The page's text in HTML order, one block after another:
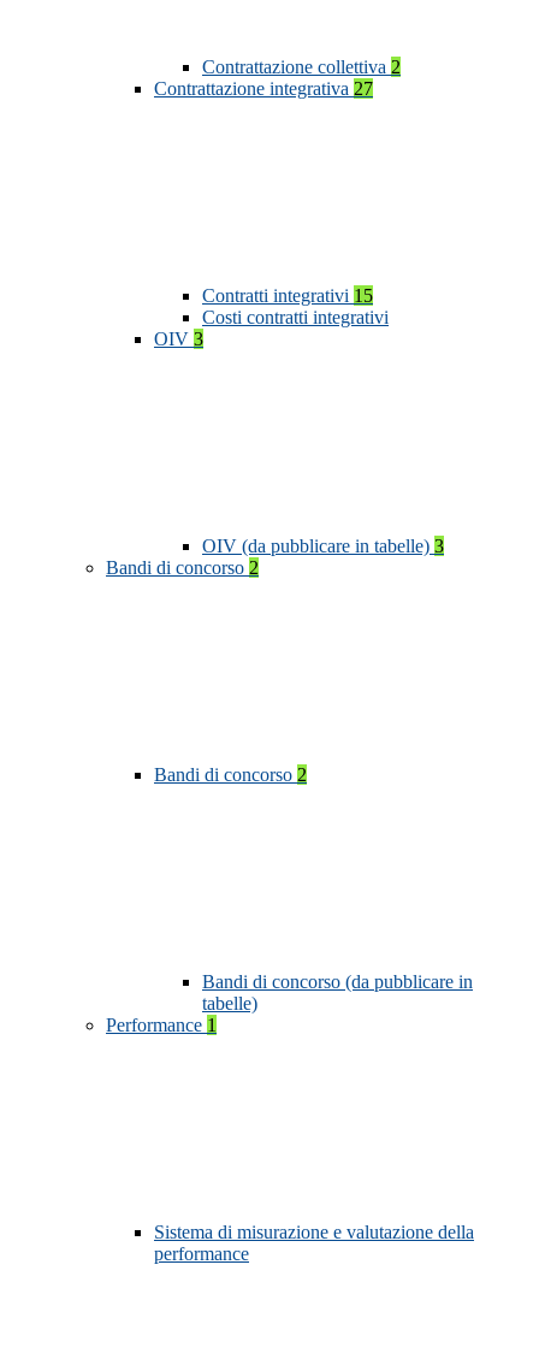
Contrattazione collettiva 2
Contrattazione integrativa 27
Contratti integrativi 15
Costi contratti integrativi
OIV 3
OIV (da pubblicare in tabelle) 3
Bandi di concorso 2
Bandi di concorso 2
Bandi di concorso (da pubblicare in
tabelle)
Performance 1
Sistema di misurazione e valutazione della
performance